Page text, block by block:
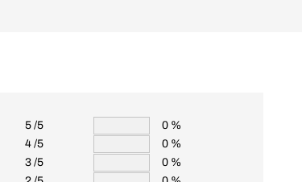
5 /5
0 %
4 /5
0 %
3 /5
0 %